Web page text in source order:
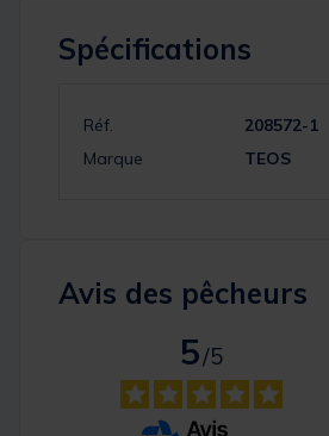
Spécifications
Réf.
208572-1
Marque
TEOS
Avis des pêcheurs
5
/5